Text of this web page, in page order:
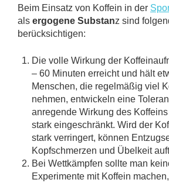
Beim Einsatz von Koffein in der
als ergogene Substanz sind
berücksichtigen:
Die volle Wirkung der
– 60 Minuten erreicht und hält
Menschen, die regelmäßig viel
nehmen, entwickeln eine
anregende Wirkung des
stark eingeschränkt. Wird der
stark verringert, können
Kopfschmerzen und Übelkeit
Bei Wettkämpfen sollte man
Experimente mit Koffein